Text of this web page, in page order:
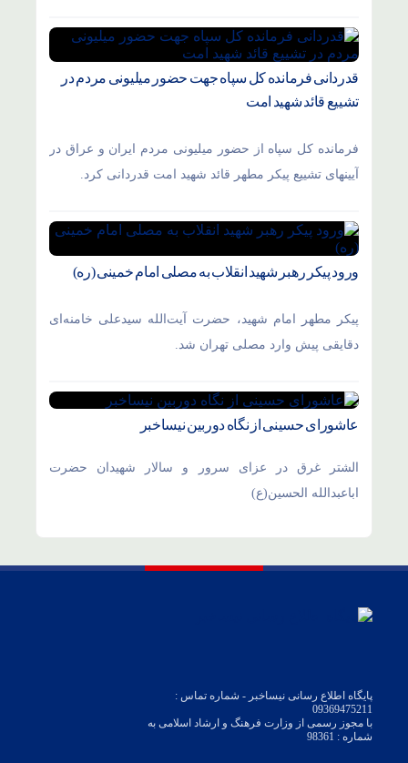
قدردانی فرمانده کل سپاه جهت حضور میلیونی مردم در
تشییع قائد شهید امت
فرمانده کل سپاه از حضور میلیونی مردم ایران و عراق در
آیینهای تشییع پیکر مطهر قائد شهید امت قدردانی کرد.
ورود پیکر رهبر شهید انقلاب به مصلی امام خمینی (ره)
پیکر مطهر امام شهید،‌ حضرت آیت‌الله سیدعلی خامنه‌ای
دقایقی پیش وارد مصلی تهران شد.
عاشورای حسینی از نگاه دوربین نیساخبر
الشتر غرق در عزای سرور و سالار شهیدان حضرت
اباعبدالله الحسین(ع)
پایگاه اطلاع رسانی نیساخبر - شماره تماس :
09369475211
با مجوز رسمی از وزارت فرهنگ و ارشاد اسلامی به
شماره : 98361